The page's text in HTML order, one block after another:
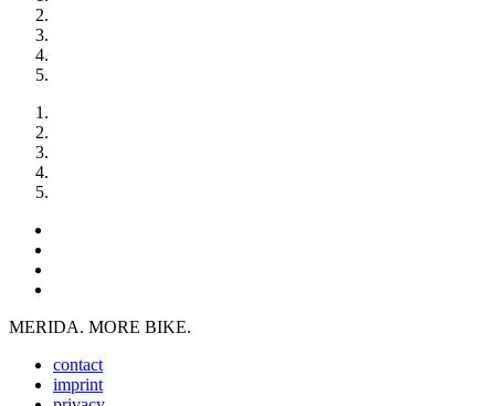
MERIDA. MORE BIKE.
contact
imprint